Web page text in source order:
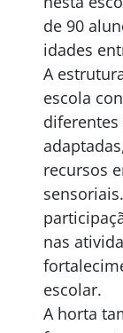
de 90
idades
A
escola
diferentes
recursos
nas
escolar.
A horta